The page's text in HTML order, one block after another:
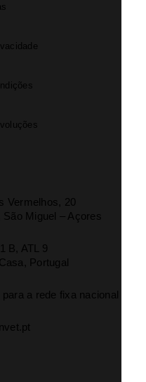
Vermelhos, 20
Miguel – Açores
B, ATL 9
Portugal
a rede fixa nacional